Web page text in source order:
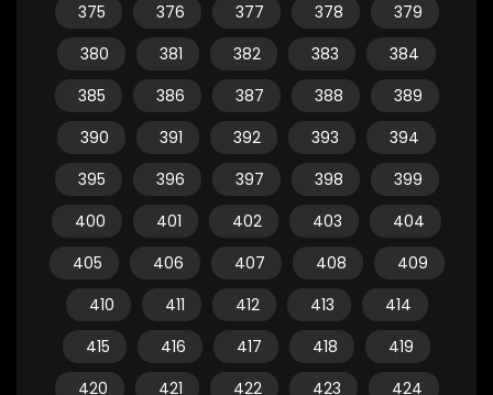
375
376 377 378
379
380
381 382 383
384
385
386 387 388
389
390
391 392 393
394
395
396 397 398
399
400
401 402 403
404
405
406 407 408
409
410
411 412 413
414
415
416 417 418
419
420
421 422 423 424